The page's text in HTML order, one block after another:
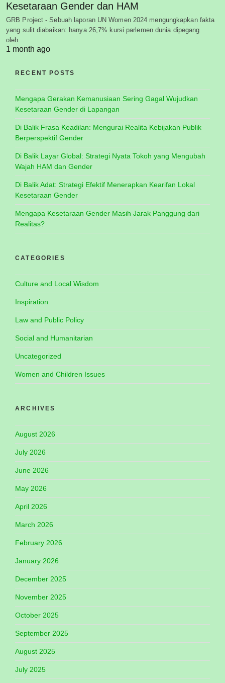
Kesetaraan Gender dan HAM
GRB Project - Sebuah laporan UN Women 2024 mengungkapkan fakta
yang sulit diabaikan: hanya 26,7% kursi parlemen dunia dipegang
oleh…
1 month ago
RECENT POSTS
Mengapa Gerakan Kemanusiaan Sering Gagal Wujudkan
Kesetaraan Gender di Lapangan
Di Balik Frasa Keadilan: Mengurai Realita Kebijakan Publik
Berperspektif Gender
Di Balik Layar Global: Strategi Nyata Tokoh yang Mengubah
Wajah HAM dan Gender
Di Balik Adat: Strategi Efektif Menerapkan Kearifan Lokal
Kesetaraan Gender
Mengapa Kesetaraan Gender Masih Jarak Panggung dari
Realitas?
CATEGORIES
Culture and Local Wisdom
Inspiration
Law and Public Policy
Social and Humanitarian
Uncategorized
Women and Children Issues
ARCHIVES
August 2026
July 2026
June 2026
May 2026
April 2026
March 2026
February 2026
January 2026
December 2025
November 2025
October 2025
September 2025
August 2025
July 2025